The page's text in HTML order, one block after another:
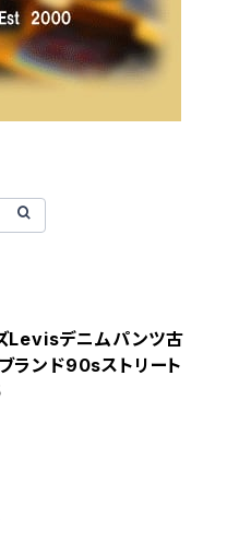
Levisデニムパンツ古
ランド90sストリート